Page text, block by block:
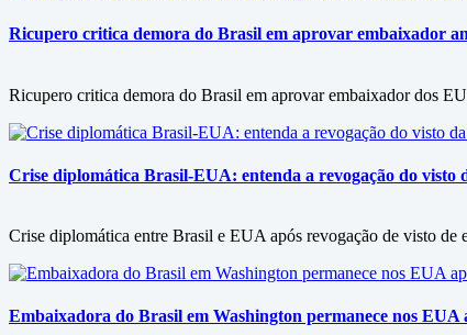
Ricupero critica demora do Brasil em aprovar embaixador
Ricupero critica demora do Brasil em aprovar embaixador dos
Crise diplomática Brasil-EUA: entenda a revogação do visto
Crise diplomática entre Brasil e EUA após revogação de visto
Embaixadora do Brasil em Washington permanece nos